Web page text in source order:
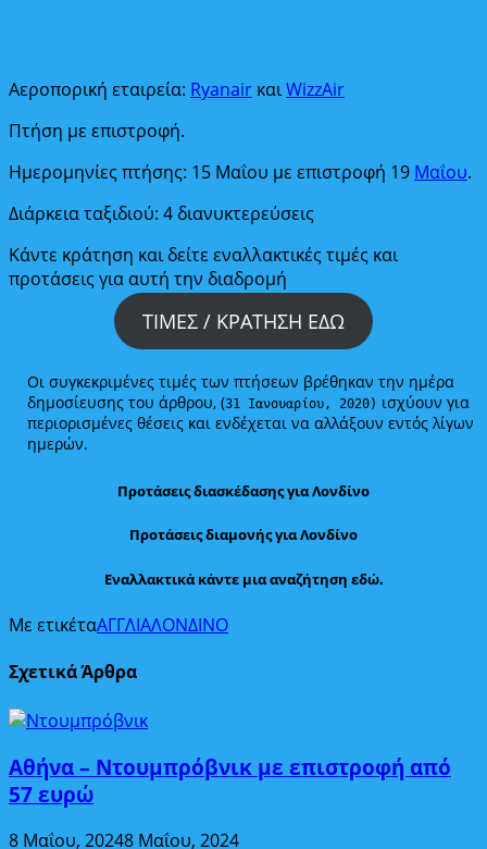
Αεροπορική εταιρεία: Ryanair καιWizzAir
Πτήση με επιστροφή.
Ημερομηνίες πτήσης: 15 Μαΐου με επιστροφή 19 Μαΐου.
Διάρκεια ταξιδιού: 4 διανυκτερεύσεις
Κάντε κράτηση και δείτε εναλλακτικές τιμές και
προτάσεις για αυτή την διαδρομή
ΤΙΜΕΣ / ΚΡΑΤΗΣΗ ΕΔΩ
Οι συγκεκριμένες τιμές των πτήσεων βρέθηκαν την ημέρα
δημοσίευσης του άρθρου, (31 Ιανουαρίου, 2020) ισχύουν για
περιορισμένες θέσεις και ενδέχεται να αλλάξουν εντός λίγων
ημερών.
Προτάσεις διασκέδασης για Λονδίνο
Προτάσεις διαμονής για Λονδίνο
Εναλλακτικά κάντε μια αναζήτηση εδώ.
Με ετικέταΑΓΓΛΙΑΛΟΝΔΙΝΟ
Σχετικά Άρθρα
Αθήνα – Ντουμπρόβνικ με επιστροφή από
57 ευρώ
8 Μαΐου, 20248 Μαΐου, 2024